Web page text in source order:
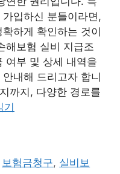
입하신 분들이라면,
하게 확인하는 것이
해보험 실비 지급조
여부 및 상세 내역을
내해 드리고자 합니
까지, 다양한 경로를
기
보험금청구, 실비보